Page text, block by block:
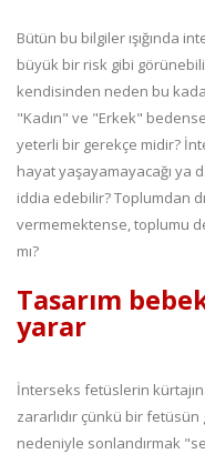
Bütün bu bilgiler ışığında
büyük bir risk gibi
kendisinden neden bu
"Kadın" ve "Erkek"
yeterli bir gerekçe midir?
hayat yaşayamayacağı ya
iddia edebilir? Toplumdan
vermemektense, toplumu
mı?
Tasarım
yarar
İnterseks fetüslerin
zararlıdır çünkü bir
nedeniyle sonlandırmak